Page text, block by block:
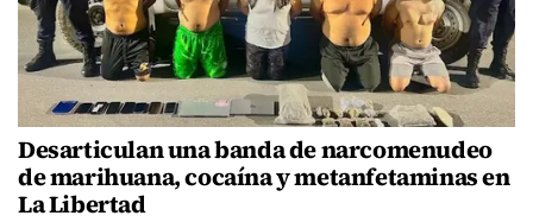
Desarticulan una banda de narcomenudeo
de marihuana, cocaína y metanfetaminas en
La Libertad